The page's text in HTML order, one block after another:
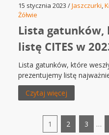
15 stycznia 2023 /Jaszczurki,
Żółwie
Lista gatunków,
listę CITES w
Lista gatunków, które
prezentujemy listę
Czytaj więcej
1 2 3 …